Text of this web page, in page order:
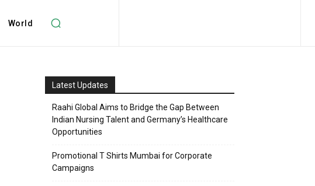
World
Latest Updates
Raahi Global Aims to Bridge the Gap Between
Indian Nursing Talent and Germany’s Healthcare
Opportunities
Promotional T Shirts Mumbai for Corporate
Campaigns